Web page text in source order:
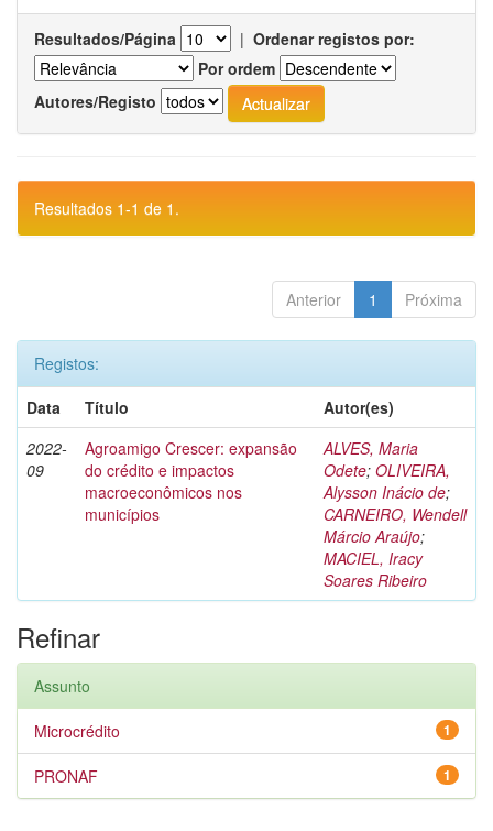
Resultados/Página | Ordenar registos por:
Por ordem
Autores/Registo
Resultados 1-1 de 1.
Anterior 1 Próxima
Registos:
Data
Título
Autor(es)
2022-
09
Agroamigo Crescer: expansão
do crédito e impactos
macroeconômicos nos
municípios
ALVES, Maria
Odete; OLIVEIRA,
Alysson Inácio de;
CARNEIRO, Wendell
Márcio Araújo;
MACIEL, Iracy
Soares Ribeiro
Refinar
Assunto
1
Microcrédito
1
PRONAF